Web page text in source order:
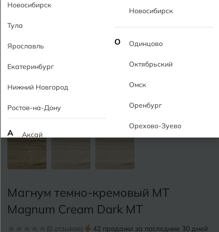
Магнум темно-кремовый MT
Magnum Cream Dark MT
(0 отзывов) 42 продажи за последние 30 дней
Новосибирск
Тула
Ярославль
Екатеринбург
Нижний Новгород
Ростов-на-Дону
А Аксай
Анапа
Армавир
Новосибирск
О Одинцово
Октябрьский
Омск
Оренбург
Орехово-Зуево
Псков